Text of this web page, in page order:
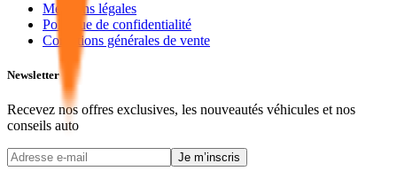
Mentions légales
Politique de confidentialité
Conditions générales de vente
Newsletter
Recevez nos offres exclusives, les nouveautés véhicules et nos
conseils auto
Je m’inscris